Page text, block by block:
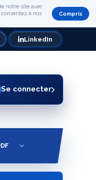
notre site avec
à nos
Compris
LinkedIn
Se connecter